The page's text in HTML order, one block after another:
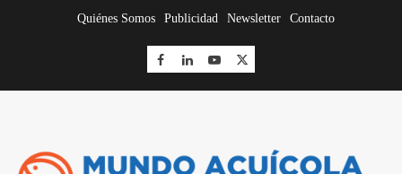
Quiénes Somos Publicidad Newsletter Contacto